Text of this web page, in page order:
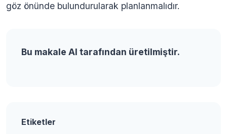
göz önünde bulundurularak planlanmalıdır.
Bu makale AI tarafından üretilmiştir.
Etiketler